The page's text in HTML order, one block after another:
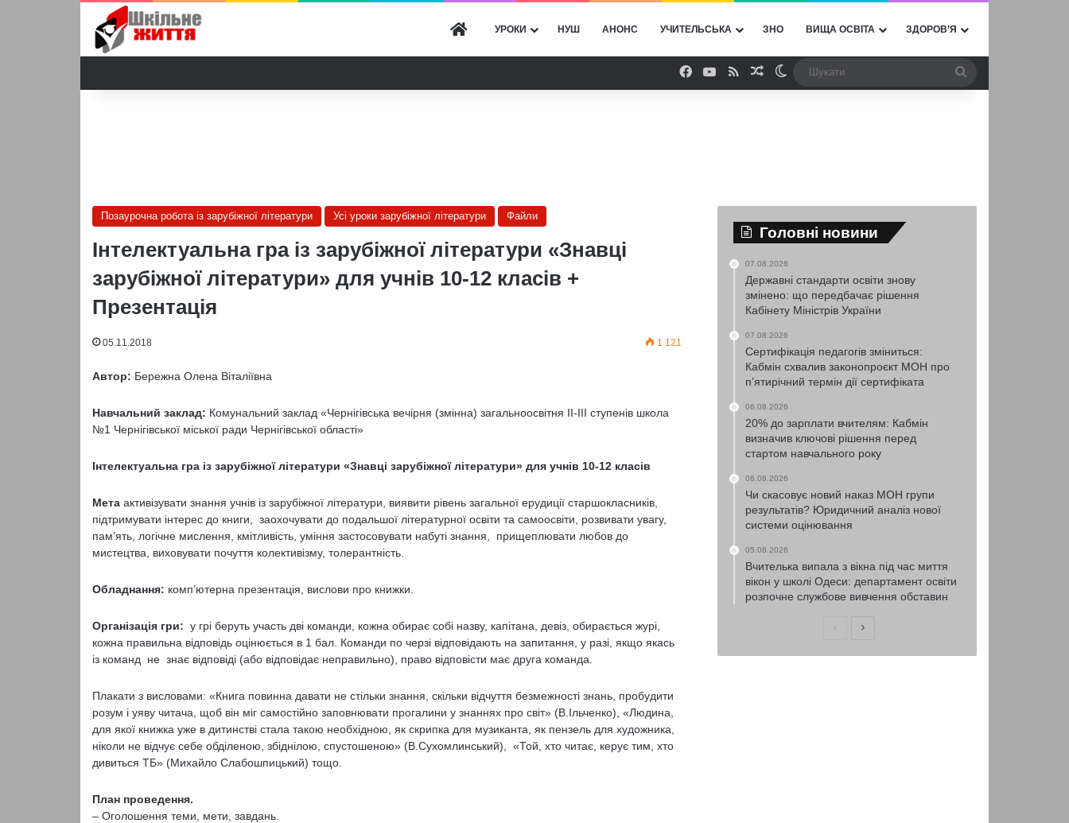
ГОЛОВНА
УРОКИ НУШ АНОНС УЧИТЕЛЬСЬКА ЗНО ВИЩА ОСВІТА ЗДОРОВ’Я
Facebook
YouTube
RSSВипадкова стаття
Switch skin
Позаурочна робота із зарубіжної літератури Усі уроки зарубіжної літератури Файли
Інтелектуальна гра із зарубіжної літератури «Знавці
зарубіжної літератури» для учнів 10-12 класів +
Презентація
05.11.2018 1 121
Автор: Бережна Олена Віталіївна
Навчальний заклад: Комунальний заклад «Чернігівська вечірня (змінна) загальноосвітня ІІ-ІІІ ступенів школа
№1 Чернігівської міської ради Чернігівської області»
Інтелектуальна гра із зарубіжної літератури «Знавці зарубіжної літератури» для учнів 10-12 класів
Мета активізувати знання учнів із зарубіжної літератури, виявити рівень загальної ерудиції старшокласників,
підтримувати інтерес до книги, заохочувати до подальшої літературної освіти та самоосвіти, розвивати увагу,
пам’ять, логічне мислення, кмітливість, уміння застосовувати набуті знання, прищеплювати любов до
мистецтва, виховувати почуття колективізму, толерантність.
Обладнання: комп’ютерна презентація, вислови про книжки.
Організація гри: у грі беруть участь дві команди, кожна обирає собі назву, капітана, девіз, обирається журі,
кожна правильна відповідь оцінюється в 1 бал. Команди по черзі відповідають на запитання, у разі, якщо якась
із команд не знає відповіді (або відповідає неправильно), право відповісти має друга команда.
Плакати з висловами: «Книга повинна давати не стільки знання, скільки відчуття безмежності знань, пробудити
розум і уяву читача, щоб він міг самостійно заповнювати прогалини у знаннях про світ» (В.Ільченко), «Людина,
для якої книжка уже в дитинстві стала такою необхідною, як скрипка для музиканта, як пензель для художника,
ніколи не відчує себе обділеною, збіднілою, спустошеною» (В.Сухомлинський), «Той, хто читає, керує тим, хто
дивиться ТБ» (Михайло Слабошпицький) тощо.
План проведення.
– Оголошення теми, мети, завдань.
Головні новини
07.08.2026
Державні стандарти освіти знову
змінено: що передбачає рішення
Кабінету Міністрів України
07.08.2026
Сертифікація педагогів зміниться:
Кабмін схвалив законопроєкт МОН про
п’ятирічний термін дії сертифіката
06.08.2026
20% до зарплати вчителям: Кабмін
визначив ключові рішення перед
стартом навчального року
06.08.2026
Чи скасовує новий наказ МОН групи
результатів? Юридичний аналіз нової
системи оцінювання
05.08.2026
Вчителька випала з вікна під час миття
вікон у школі Одеси: департамент освіти
розпочне службове вивчення обставин
ПопередняНаступна